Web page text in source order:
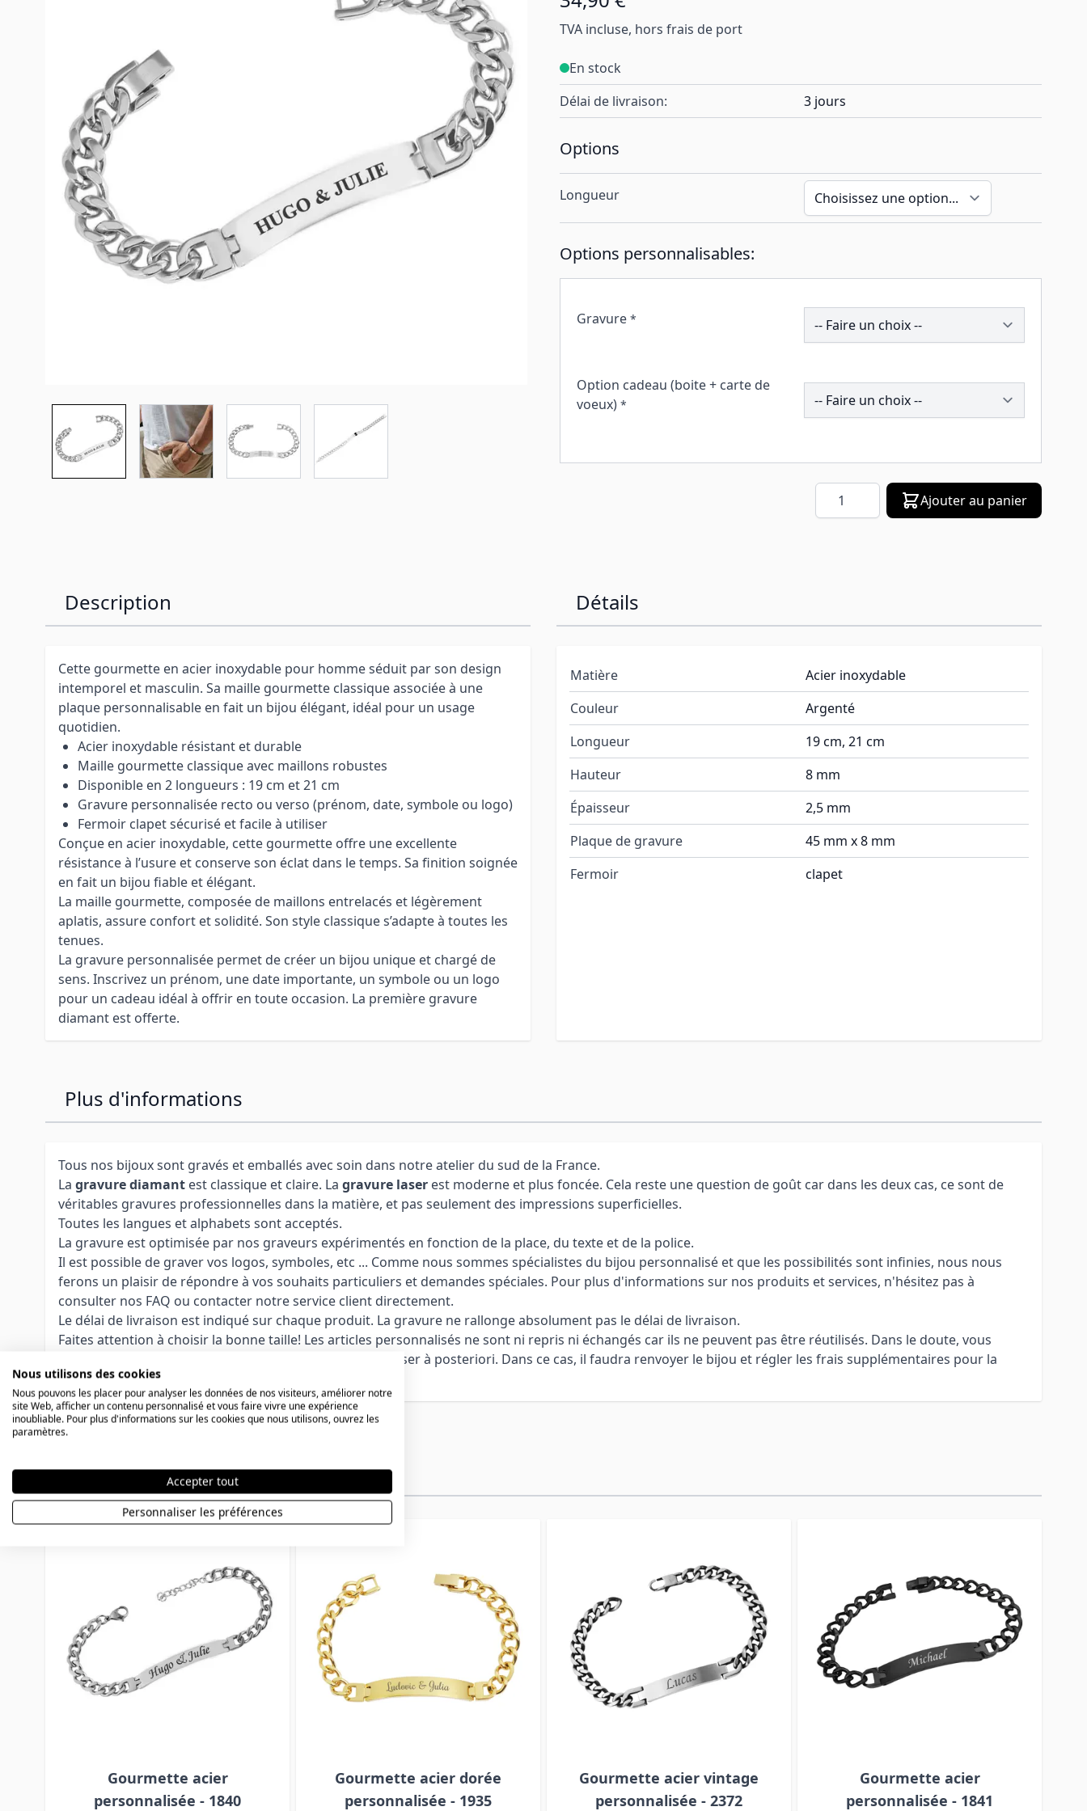
TVA incluse, hors frais de port
En stock
Délai de livraison:
3 jours
Options
Longueur
Options personnalisables:
Gravure * 191814
Option cadeau (boite + carte de
voeux) *
257566
Quantité Ajouter au panier
Description
Cette gourmette en acier inoxydable pour homme séduit par son design
intemporel et masculin. Sa maille gourmette classique associée à une
plaque personnalisable en fait un bijou élégant, idéal pour un usage
quotidien.
Acier inoxydable résistant et durable
Maille gourmette classique avec maillons robustes
Disponible en 2 longueurs : 19 cm et 21 cm
Gravure personnalisée recto ou verso (prénom, date, symbole ou logo)
Fermoir clapet sécurisé et facile à utiliser
Conçue en acier inoxydable, cette gourmette offre une excellente
résistance à l’usure et conserve son éclat dans le temps. Sa finition soignée
en fait un bijou fiable et élégant.
La maille gourmette, composée de maillons entrelacés et légèrement
aplatis, assure confort et solidité. Son style classique s’adapte à toutes les
tenues.
La gravure personnalisée permet de créer un bijou unique et chargé de
sens. Inscrivez un prénom, une date importante, un symbole ou un logo
pour un cadeau idéal à offrir en toute occasion. La première gravure
diamant est offerte.
Détails
Matière
Acier inoxydable
Couleur
Argenté
Longueur
19 cm, 21 cm
Hauteur
8 mm
Épaisseur
2,5 mm
Plaque de gravure
45 mm x 8 mm
Fermoir
clapet
Plus d'informations
Tous nos bijoux sont gravés et emballés avec soin dans notre atelier du sud de la France.
La gravure diamant est classique et claire. La gravure laser est moderne et plus foncée. Cela reste une question de goût car dans les deux cas, ce sont de
véritables gravures professionnelles dans la matière, et pas seulement des impressions superficielles.
Toutes les langues et alphabets sont acceptés.
La gravure est optimisée par nos graveurs expérimentés en fonction de la place, du texte et de la police.
Il est possible de graver vos logos, symboles, etc ... Comme nous sommes spécialistes du bijou personnalisé et que les possibilités sont infinies, nous nous
ferons un plaisir de répondre à vos souhaits particuliers et demandes spéciales. Pour plus d'informations sur nos produits et services, n'hésitez pas à
consulter nos FAQ ou contacter notre service client directement.
Le délai de livraison est indiqué sur chaque produit. La gravure ne rallonge absolument pas le délai de livraison.
Faites attention à choisir la bonne taille! Les articles personnalisés ne sont ni repris ni échangés car ils ne peuvent pas être réutilisés. Dans le doute, vous
pouvez passer commande sans gravure et le personnaliser à posteriori. Dans ce cas, il faudra renvoyer le bijou et régler les frais supplémentaires pour la
gravure et le nouvel envoi.
Autres variations
Press to skip carousel
Gourmette acier
personnalisée - 1840
Gourmette acier dorée
personnalisée - 1935
Gourmette acier vintage
personnalisée - 2372
Gourmette acier
personnalisée - 1841
Nous utilisons des cookies
Nous pouvons les placer pour analyser les données de nos visiteurs, améliorer notre
site Web, afficher un contenu personnalisé et vous faire vivre une expérience
inoubliable. Pour plus d'informations sur les cookies que nous utilisons, ouvrez les
paramètres.
Accepter tout
Personnaliser les préférences